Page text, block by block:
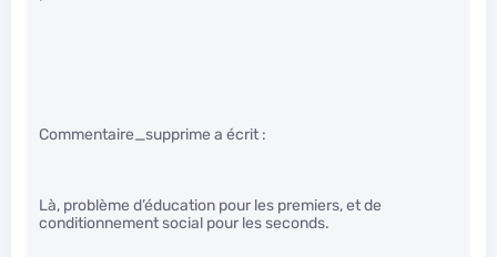
Commentaire_supprime a écrit :
Là, problème d’éducation pour les premiers, et de
conditionnement social pour les seconds.